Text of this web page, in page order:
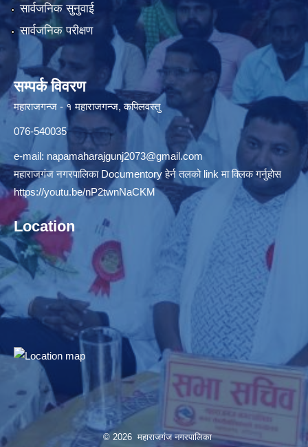
सार्वजनिक सुनुवाई
सार्वजनिक परीक्षण
सम्पर्क विवरण
महाराजगन्ज - १ महाराजगन्ज, कपिलवस्तु
076-540035
e-mail: napamaharajgunj2073@gmail.com
महाराजगंज नगरपालिका Documentory हेर्न तलको link मा क्लिक गर्नुहोस
https://youtu.be/nP2twnNaCKM
Location
© 2026 महाराजगंज नगरपालिका